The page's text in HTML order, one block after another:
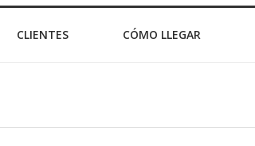
CLIENTES CÓMO LLEGAR